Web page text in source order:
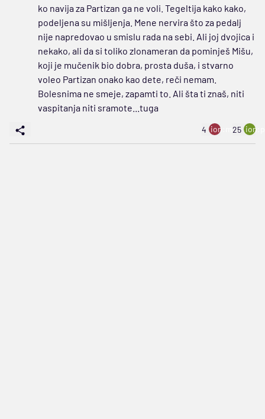
ko navija za Partizan ga ne voli. Tegeltija kako kako,
podeljena su mišljenja. Mene nervira što za pedalj
nije napredovao u smislu rada na sebi. Ali joj dvojica i
nekako, ali da si toliko zlonameran da pominješ Mišu,
koji je mučenik bio dobra, prosta duša, i stvarno
voleo Partizan onako kao dete, reči nemam.
Bolesnima ne smeje, zapamti to. Ali šta ti znaš, niti
vaspitanja niti sramote...tuga
4 ion:minus
25